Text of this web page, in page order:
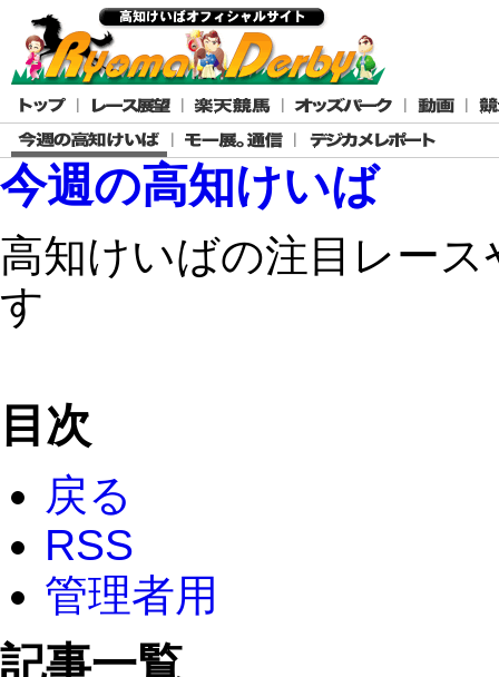
今週の高知けいば
高知けいばの注目レー
す
目次
戻る
RSS
管理者用
記事一覧